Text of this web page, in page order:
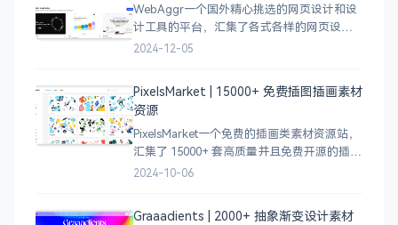
WebAggr一个国外精心挑选的网页设计和设
计工具的平台，汇集了各式各样的网页设计
案例，涵盖个人博客、时尚、设计、机构、
计，应
2024-12-05
PixelsMarket | 15000+ 免费插图插画素材
资源
PixelsMarket一个免费的插画类素材资源站，
汇集了 15000+ 套高质量并且免费开源的插图
插画和图标资源。
2024-10-06
Graaadients | 2000+ 抽象渐变设计素材